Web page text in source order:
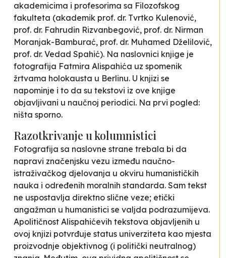
akademicima i profesorima sa Filozofskog
fakulteta (akademik prof. dr. Tvrtko Kulenović,
prof. dr. Fahrudin Rizvanbegović, prof. dr. Nirman
Moranjak-Bamburać, prof. dr. Muhamed Dželilović,
prof. dr. Vedad Spahić). Na naslovnici knjige je
fotografija Fatmira Alispahića uz spomenik
žrtvama holokausta u Berlinu. U knjizi se
napominje i to da su tekstovi iz ove knjige
objavljivani u naučnoj periodici. Na prvi pogled:
ništa sporno.
Razotkrivanje u kolumnistici
Fotografija sa naslovne strane trebala bi da
napravi značenjsku vezu između naučno-
istraživačkog djelovanja u okviru humanističkih
nauka i određenih moralnih standarda. Sam tekst
ne uspostavlja direktno slične veze; etički
angažman u humanistici se valjda podrazumijeva.
Apolitičnost Alispahićevih tekstova objavljenih u
ovoj knjizi potvrđuje status univerziteta kao mjesta
proizvodnje objektivnog (i politički neutralnog)